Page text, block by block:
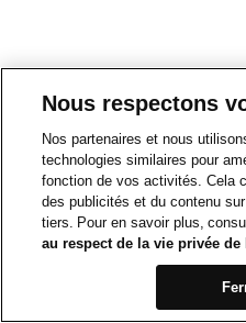
Nous respectons
Nos partenaires et nous
technologies similaires pour
fonction de vos activités. Cela
des publicités et du contenu
tiers. Pour en savoir plus,
au respect de la vie privée de